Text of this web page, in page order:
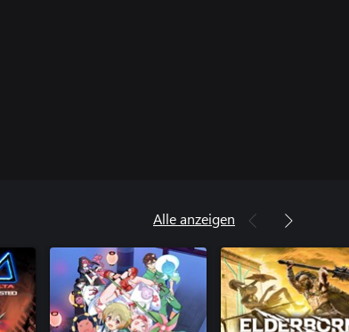
Alle anzeigen